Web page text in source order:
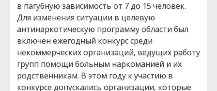
в пагубную зависимость от 7 до 15 человек.
Для изменения ситуации в целевую
антинаркотическую программу области был
включен ежегодный конкурс среди
некоммерческих организаций, ведущих работу
групп помощи больным наркоманией и их
родственникам. В этом году к участию в
конкурсе допускались организации, которые